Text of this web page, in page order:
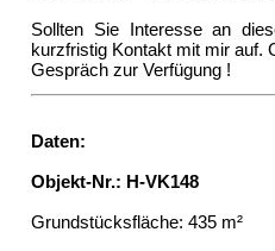
Sollten Sie Interesse an
kurzfristig Kontakt mit mir auf.
Gespräch zur Verfügung !
Daten:
Objekt-Nr.: H-VK148
Grundstücksfläche: 435 m²